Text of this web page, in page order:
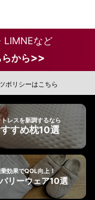
LIMNEなど
から>>
ポリシーはこちら
レスを新調するなら
すめ枕10選
効果でQOL向上！
リーウェア10選